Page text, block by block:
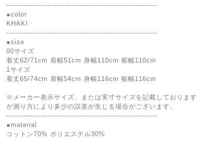
--------------------------------------------------------------
●color
KHAKI
--------------------------------------------------------------
●size
00サイズ
着丈62/71cm 肩幅51cm 身幅110cm 裾幅110cm
1サイズ
着丈65/74cm 肩幅54cm 身幅116cm 裾幅116cm
※メーカー表示サイズ、または実寸サイズを記載しております
が測り方により多少の誤差が生じる場合がございます。
--------------------------------------------------------------
●material
コットン70% ポリエステル30%